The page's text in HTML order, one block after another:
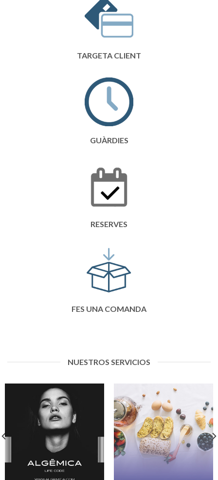
TARGETA CLIENT
GUÀRDIES
RESERVES
FES UNA COMANDA
NUESTROS SERVICIOS